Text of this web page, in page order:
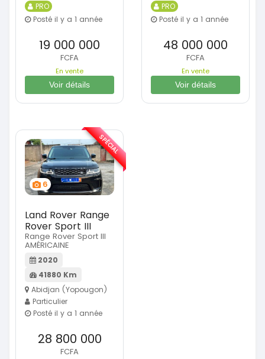
PRO
Posté il y a 1 année
19 000 000
FCFA
En vente
Voir détails
PRO
Posté il y a 1 année
48 000 000
FCFA
En vente
Voir détails
6
Land Rover Range
Rover Sport III
Range Rover Sport III
AMÉRICAINE
2020
41880 Km
Abidjan (Yopougon)
Particulier
Posté il y a 1 année
28 800 000
FCFA
SPÉCIAL